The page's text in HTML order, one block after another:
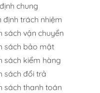
chung
định trách nhiệm
sách vận chuyển
sách bảo mật
sách kiểm hàng
sách đổi trả
sách thanh toán